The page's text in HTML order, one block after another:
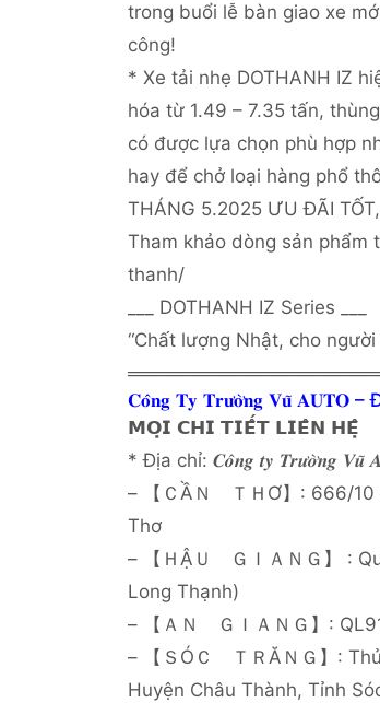
trong buổi lễ bàn giao xe
công!
* Xe tải nhẹ DOTHANH IZ
hóa từ 1.49 – 7.35 tấn,
có được lựa chọn phù hợp
hay để chở loại hàng phổ
THÁNG 5.2025 ƯU ĐÃI
Tham khảo dòng sản
thanh/
___ DOTHANH IZ Series ___
“Chất lượng Nhật, cho người
𝐂𝐨̂𝐧𝐠 𝐓𝐲 𝐓𝐫𝐮̛𝐨̛̀𝐧𝐠 𝐕𝐮̃ 𝐀𝐔𝐓𝐎 –
𝗠𝗢̣𝗜 𝗖𝗛𝗜 𝗧𝗜𝗘̂́𝗧 𝗟𝗜𝗘̂𝗡 𝗛𝗘̣̂
* Địa chỉ: 𝑪𝒐̂𝒏𝒈 𝒕𝒚 𝑻𝒓𝒖̛𝒐̛̀𝒏𝒈 𝑽𝒖̃
– 【ＣẦＮ ＴＨƠ】: 666/10
Thơ
– 【ＨẬＵ ＧＩＡＮＧ】 :
Long Thạnh)
– 【ＡＮ ＧＩＡＮＧ】:
– 【ＳÓＣ ＴＲĂＮＧ】:
Huyện Châu Thành, Tỉnh